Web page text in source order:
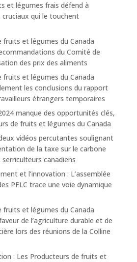
et légumes frais défend à
qui le touchent
fruits et légumes du Canada
du Comité de
des prix des aliments
fruits et légumes du Canada
les conclusions du rapport
étrangers temporaires
manque des opportunités clés,
de fruits et légumes du Canada
vidéos percutantes soulignant
de la taxe sur le carbone
canadiens
et l’innovation : L’assemblée
PFLC trace une voie dynamique
fruits et légumes du Canada
de l’agriculture durable et de
lors des réunions de la Colline
: Les Producteurs de fruits et